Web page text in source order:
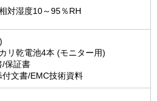
対湿度10～95％RH
リ乾電池4本 (モニター用)
/保証書
付文書/EMC技術資料